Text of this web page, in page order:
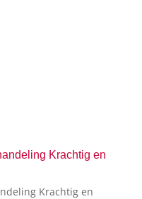
Krachtig en
Krachtig en